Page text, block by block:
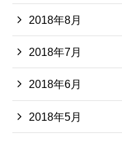
2018年8月
2018年7月
2018年6月
2018年5月